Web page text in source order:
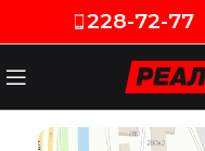
228-72-77